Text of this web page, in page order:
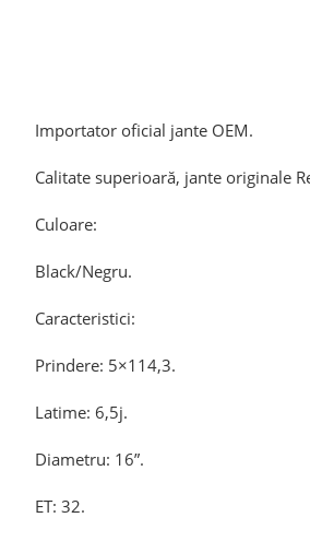
Importator oficial jante OEM.
Calitate superioară, jante originale
Culoare:
Black/Negru.
Caracteristici:
Prindere: 5×114,3.
Latime: 6,5j.
Diametru: 16”.
ET: 32.